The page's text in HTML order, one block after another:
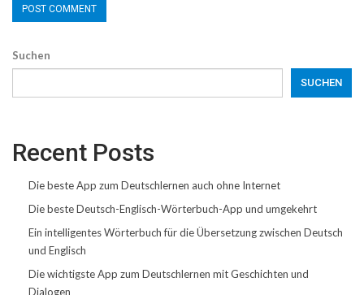
Suchen
SUCHEN
Recent Posts
Die beste App zum Deutschlernen auch ohne Internet
Die beste Deutsch-Englisch-Wörterbuch-App und umgekehrt
Ein intelligentes Wörterbuch für die Übersetzung zwischen Deutsch
und Englisch
Die wichtigste App zum Deutschlernen mit Geschichten und
Dialogen